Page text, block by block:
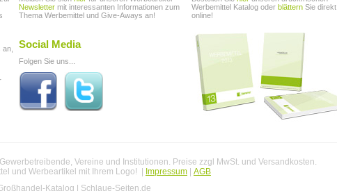
Newsletter mit interessanten Informationen zum
Thema Werbemittel und Give-Aways an!
Social Media
Folgen Sie uns...
Werbemittel Katalog oder blättern Sie direkt
online!
Vereine und Institutionen. Preise zzgl MwSt. und Versandkosten.
und Werbeartikel mit Ihrem Logo! |
Impressum
AGB
Katalog Schlaue-Seiten.de